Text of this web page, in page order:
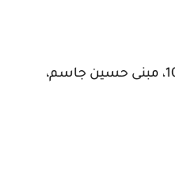
مكان المقابلة: مكتب رقم 1009، مبنى حسين جاسم،